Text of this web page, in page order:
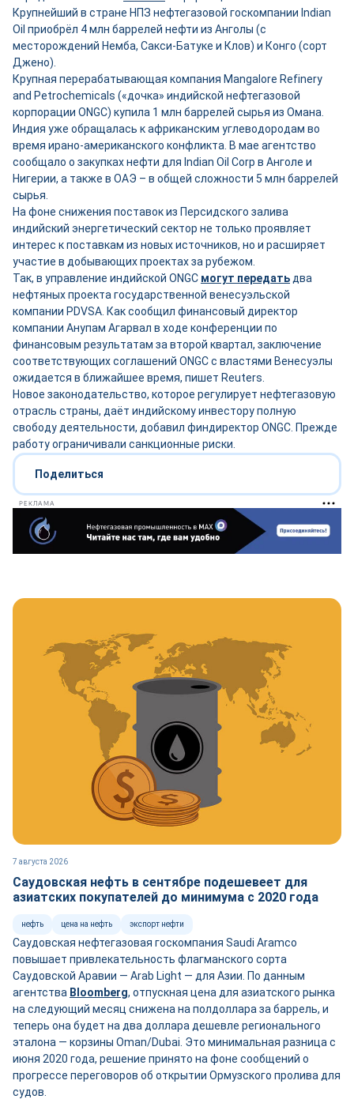
Крупнейший в стране НПЗ нефтегазовой госкомпании Indian
Oil приобрёл 4 млн баррелей нефти из Анголы (с
месторождений Немба, Сакси-Батуке и Клов) и Конго (сорт
Джено).
Крупная перерабатывающая компания Mangalore Refinery
and Petrochemicals («дочка» индийской нефтегазовой
корпорации ONGC) купила 1 млн баррелей сырья из Омана.
Индия уже обращалась к африканским углеводородам во
время ирано-американского конфликта. В мае агентство
сообщало о закупках нефти для Indian Oil Corp в Анголе и
Нигерии, а также в ОАЭ – в общей сложности 5 млн баррелей
сырья.
На фоне снижения поставок из Персидского залива
индийский энергетический сектор не только проявляет
интерес к поставкам из новых источников, но и расширяет
участие в добывающих проектах за рубежом.
Так, в управление индийской ONGC могут передать два
нефтяных проекта государственной венесуэльской
компании PDVSA. Как сообщил финансовый директор
компании Анупам Агарвал в ходе конференции по
финансовым результатам за второй квартал, заключение
соответствующих соглашений ONGC с властями Венесуэлы
ожидается в ближайшее время, пишет Reuters.
Новое законодательство, которое регулирует нефтегазовую
отрасль страны, даёт индийскому инвестору полную
свободу деятельности, добавил финдиректор ONGC. Прежде
работу ограничивали санкционные риски.
Поделиться
РЕКЛАМА
7 августа 2026
Саудовская нефть в сентябре подешевеет для
азиатских покупателей до минимума с 2020 года
нефть цена на нефть экспорт нефти
Саудовская нефтегазовая госкомпания Saudi Aramco
повышает привлекательность флагманского сорта
Саудовской Аравии — Arab Light — для Азии. По данным
агентства Bloomberg, отпускная цена для азиатского рынка
на следующий месяц снижена на полдоллара за баррель, и
теперь она будет на два доллара дешевле регионального
эталона — корзины Oman/Dubai. Это минимальная разница с
июня 2020 года, решение принято на фоне сообщений о
прогрессе переговоров об открытии Ормузского пролива для
судов.